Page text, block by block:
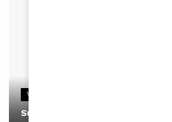
VIDEOS
Support Black Business Wee-kend